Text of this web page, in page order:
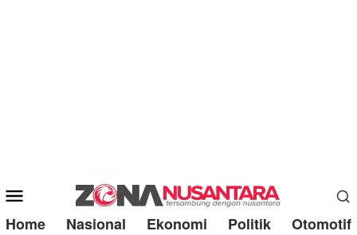
Mobile
Menu
Home Nasional Ekonomi Politik Otomotif